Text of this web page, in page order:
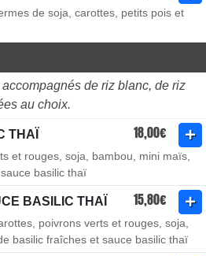
de soja, carottes, petits pois et
de riz blanc, de riz
au choix.
THAÏ 18,00€
et rouges, soja, bambou, mini maïs,
basilic thaï
BASILIC THAÏ 15,80€
poivrons verts et rouges, soja,
basilic fraîches et sauce basilic thaï